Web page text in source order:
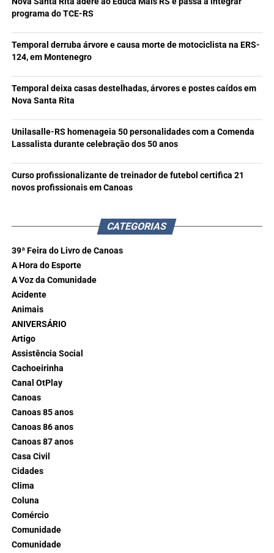
programa do TCE-RS
Temporal derruba árvore e causa morte de motociclista na ERS-
124, em Montenegro
Temporal deixa casas destelhadas, árvores e postes caídos em
Nova Santa Rita
Unilasalle-RS homenageia 50 personalidades com a Comenda
Lassalista durante celebração dos 50 anos
Curso profissionalizante de treinador de futebol certifica 21
novos profissionais em Canoas
CATEGORIAS
39ª Feira do Livro de Canoas
A Hora do Esporte
A Voz da Comunidade
Acidente
Animais
ANIVERSÁRIO
Artigo
Assistência Social
Cachoeirinha
Canal OtPlay
Canoas
Canoas 85 anos
Canoas 86 anos
Canoas 87 anos
Casa Civil
Cidades
Clima
Coluna
Comércio
Comunidade
Comunidade